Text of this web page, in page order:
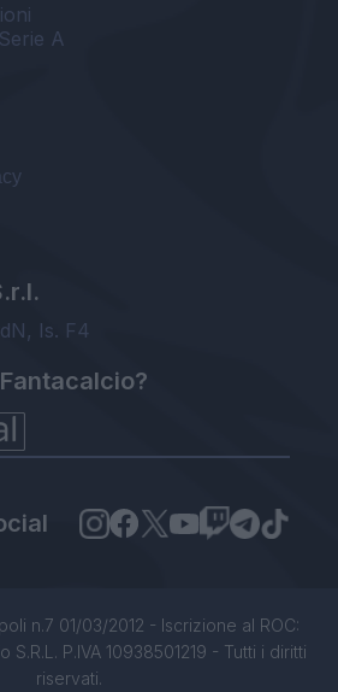
A
Is. F4
n.7 01/03/2012 - Iscrizione al ROC:
P.IVA 10938501219 - Tutti i diritti
riservati.